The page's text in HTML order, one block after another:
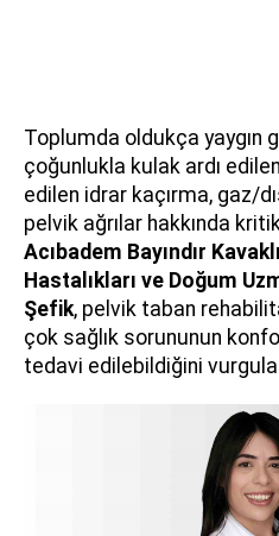
Toplumda oldukça yaygın
çoğunlukla kulak ardı
edilen idrar kaçırma, gaz/
pelvik ağrılar hakkında
Acıbadem Bayındır
Hastalıkları ve Doğum
Şefik, pelvik taban
çok sağlık sorununun
tedavi edilebildiğini